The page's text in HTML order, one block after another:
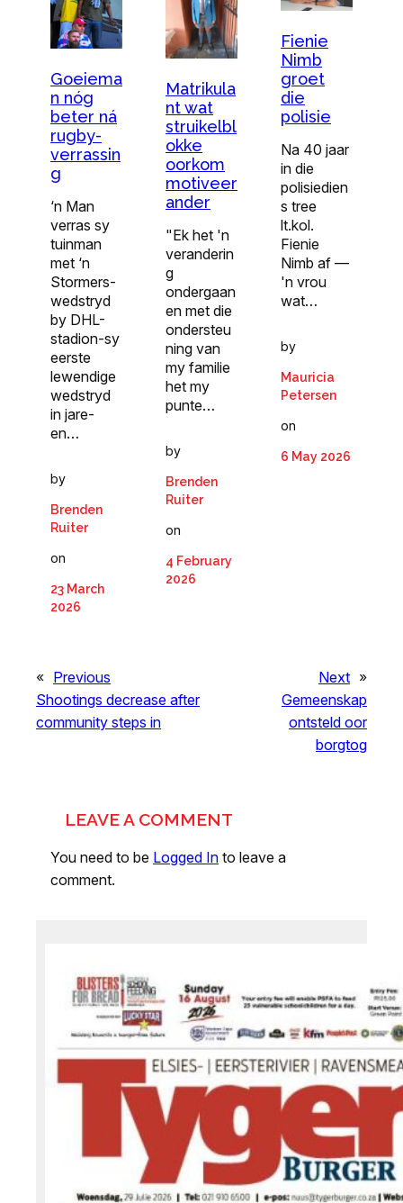
Goeiema
n nóg
beter ná
rugby-
verrassin
g
‘n Man
verras sy
tuinman
met ‘n
Stormers-
wedstryd
by DHL-
stadion-sy
eerste
lewendige
wedstryd
in jare-
en…
by
Brenden
Ruiter
on
23 March
2026
Matrikula
nt wat
struikelbl
okke
oorkom
motiveer
ander
"Ek het 'n
veranderin
g
ondergaan
en met die
ondersteu
ning van
my familie
het my
punte…
by
Brenden
Ruiter
on
4 February
2026
Fienie
Nimb
groet
die
polisie
Na 40 jaar
in die
polisiedien
s tree
lt.kol.
Fienie
Nimb af —
'n vrou
wat…
by
Mauricia
Petersen
on
6 May 2026
« Previous
Shootings decrease after
community steps in
Next »
Gemeenskap
ontsteld oor
borgtog
LEAVE A COMMENT
You need to be Logged In to leave a
comment.